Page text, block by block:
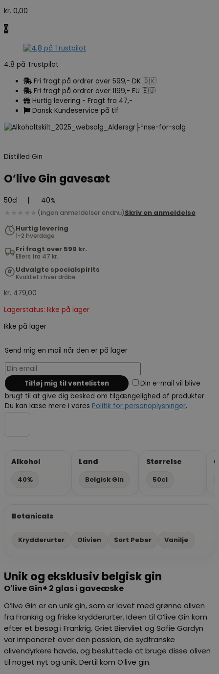
kr. 0,00
0
4,8 på Trustpilot
Fri fragt på ordrer over 599,- DK 🇩🇰
Fri fragt på ordrer over 1199,- EU 🇪🇺
Hurtig levering - Fragt fra 47,-
Dansk Kundeservice på tlf
Distilled Gin
O’live Gin gavesæt
50cl 40%
★★★★★ (ingen anmeldelser endnu)Skriv en anmeldelse
Hurtig levering
1-2 hverdage
Fri fragt over 599 kr.
Ellers fra 47 kr.
Udvalgte specialspirits
Kvalitet i hver dråbe
kr. 479,00
Lagerstatus: Ikke på lager
Ikke på lager
Send mig en mail når den er på lager
Din e-mail vil blive
brugt til at give dig besked om tilgængelighed af produkter.
Du kan læse mere i vores Politik for personoplysninger.
Alkohol
40%
Land
Belgisk Gin
Størrelse
50cl
Botanicals
Krydderurter Olivien Sort Peber Vanilje
Unik og eksklusiv belgisk gin
O'live Gin+ 2 glas i gaveæske
O’live Gin er en unik gin, som er lavet med grønne oliven
fra Frankrig og friske krydderurter. Ideen til O’live Gin kom
efter et besøg i Frankrig. Griet Biervliet og Sofie Gardyn
var imponeret over den passion, de sydfranske
olivendyrkere havde, og besluttede at bruge disse oliven
til noget nyt og unik. Dertil kom O’live gin.